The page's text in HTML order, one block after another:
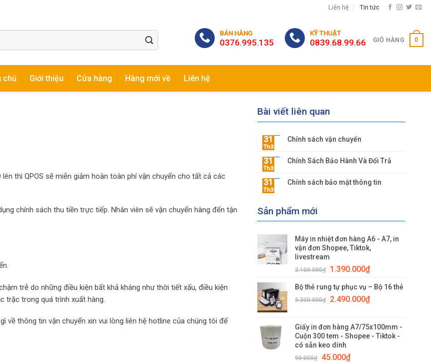
Liên hệ Tin tức
BÁN HÀNG
0376.995.135
KỸ THUẬT
0839.68.99.66 GIỎ HÀNG 0
chủ Giới thiệu Cửa hàng Hàng mới về Liên hệ
thì QPOS sẽ miễn giảm hoàn toàn phí vận chuyển cho tất cả các
chính sách thu tiền trực tiếp. Nhân viên sẽ vận chuyển hàng đến tận
trễ do những điều kiện bất khả kháng như thời tiết xấu, điều kiện
trặc trong quá trình xuất hàng.
về thông tin vận chuyển xin vui lòng liên hệ hotline của chúng tôi để
Bài viết liên quan
31
Th3
Chính sách vận chuyển
31
Th3
Chính Sách Bảo Hành Và Đổi Trả
31
Th3
Chính sách bảo mật thông tin
Sản phẩm mới
Máy in nhiệt đơn hàng A6 - A7, in
vận đơn Shopee, Tiktok,
livestream
2.100.000₫ 1.390.000₫
Bộ thẻ rung tự phục vụ – Bộ 16 thẻ
3.300.000₫ 2.490.000₫
Giấy in đơn hàng A7/75x100mm -
Cuộn 300 tem - Shopee - Tiktok -
có sẵn keo dính
90.000₫ 45.000₫